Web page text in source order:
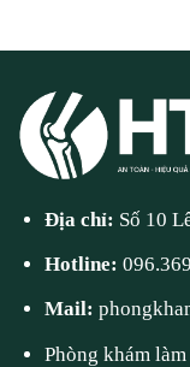
Địa chỉ: Số 10
Hotline:
Mail:
Phòng khám